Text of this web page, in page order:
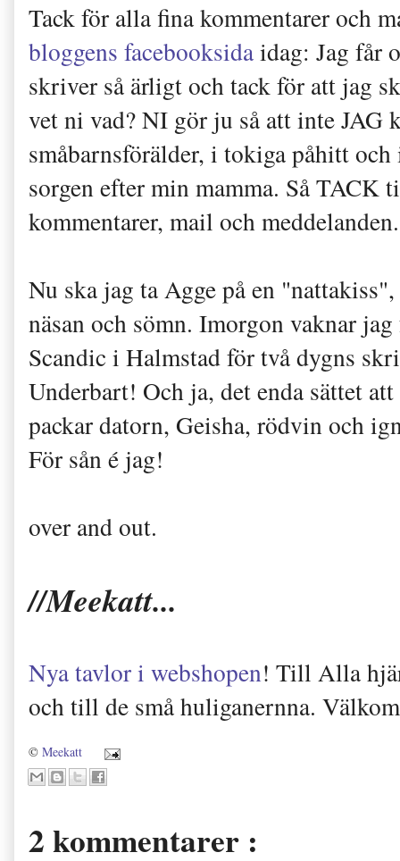
Tack för alla fina kommentarer och
bloggens facebooksidaidag: Jag får
skriver så ärligt och tack för att jag
vet ni vad? NI gör ju så att inte JAG
småbarnsförälder, i tokiga påhitt
sorgen efter min mamma. Så TACK
kommentarer, mail och
Nu ska jag ta Agge på en
näsan och sömn. Imorgon vaknar
Scandic i Halmstad för två dygns
Underbart! Och ja, det enda sättet
packar datorn, Geisha, rödvin och
För sån é jag!
over and out.
//Meekatt...
Nya tavlor i webshopen! Till Alla
och till de små huliganernna.
© Meekatt
2 kommentarer :